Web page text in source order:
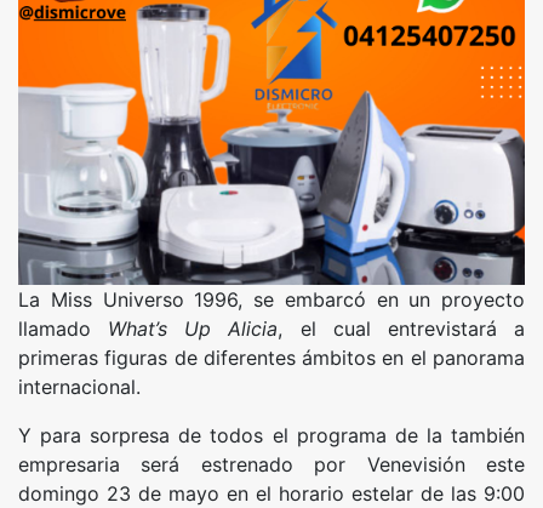
La Miss Universo 1996, se embarcó en un proyecto
llamado What’s Up Alicia, el cual entrevistará a
primeras figuras de diferentes ámbitos en el panorama
internacional.
Y para sorpresa de todos el programa de la también
empresaria será estrenado por Venevisión este
domingo 23 de mayo en el horario estelar de las 9:00